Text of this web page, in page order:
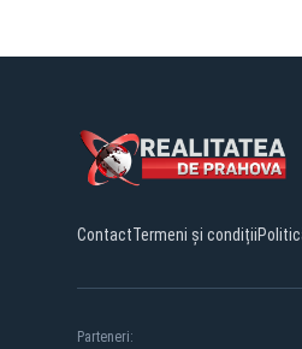
ContactTermeni și condiții
Parteneri: